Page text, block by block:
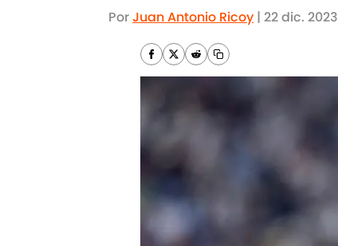
PorJuan Antonio Ricoy | 22 dic. 2023